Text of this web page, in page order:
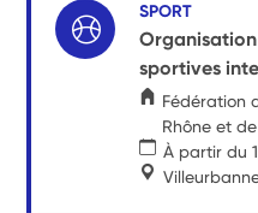
SPORT
sportives
Fédération
Rhône et
À partir du